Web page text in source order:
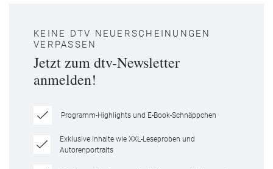
KEINE DTV NEUERSCHEINUNGEN
VERPASSEN
Jetzt zum dtv-Newsletter
anmelden!
Programm-Highlights und E-Book-Schnäppchen
Exklusive Inhalte wie XXL-Leseproben und
Autorenportraits